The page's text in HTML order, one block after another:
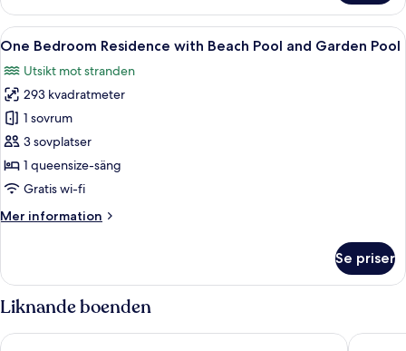
Pool
Villa
Öppna
alla
foton
för
One
Bedroom
Residence
with
Pool
Pool
En modern inredning med matplats,
6
One Bedroom Residence with Beach Pool and Garden Pool
Utsikt mot stranden
293 kvadratmeter
1 sovrum
3 sovplatser
1 queensize-säng
Gratis wi-fi
Mer information
Mer
Bedroom
Residence
with
Pool
Se priser
Liknande boenden
RAH GILI MALDIVES NH